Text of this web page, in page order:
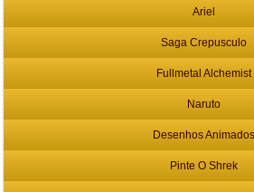
Ariel
Saga Crepusculo
Fullmetal Alchemist
Naruto
Desenhos Animados
Pinte O Shrek